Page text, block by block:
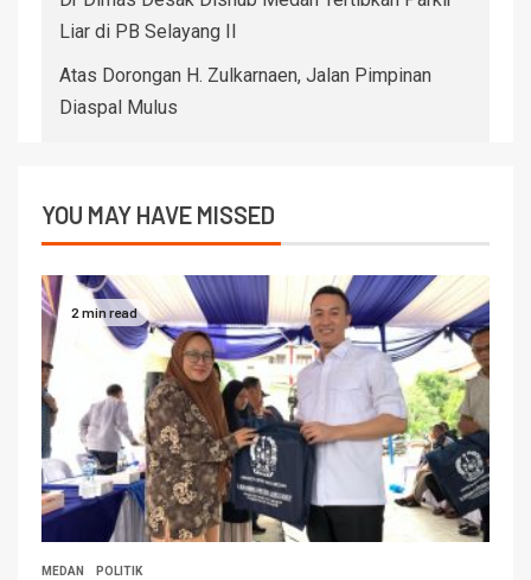
Liar di PB Selayang II
Atas Dorongan H. Zulkarnaen, Jalan Pimpinan
Diaspal Mulus
YOU MAY HAVE MISSED
2 min read
MEDAN POLITIK